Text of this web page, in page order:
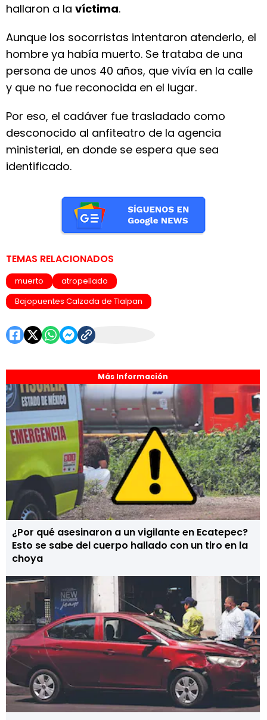
Más Información
¿Por qué asesinaron a un vigilante en Ecatepec?
Esto se sabe del cuerpo hallado con un tiro en la
choya
hallaron a la víctima.
Aunque los socorristas intentaron atenderlo, el
hombre ya había muerto. Se trataba de una
persona de unos 40 años, que vivía en la calle
y que no fue reconocida en el lugar.
Por eso, el cadáver fue trasladado como
desconocido al anfiteatro de la agencia
ministerial, en donde se espera que sea
identificado.
TEMAS RELACIONADOS
muerto
atropellado
Bajopuentes Calzada de Tlalpan